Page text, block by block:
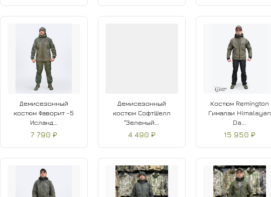
Демисезонный
костюм Фаворит -5
Исланд...
7 790 ₽
Демисезонный
костюм СофтШелл
"Зеленый...
4 490 ₽
Костюм Remington
Гималаи Himalayan
Da...
15 950 ₽